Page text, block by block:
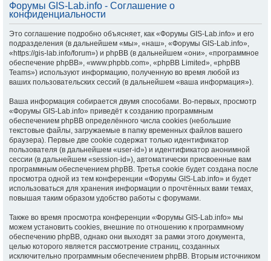
Форумы GIS-Lab.info - Соглашение о
конфиденциальности
Это соглашение подробно объясняет, как «Форумы GIS-Lab.info» и его
подразделения (в дальнейшем «мы», «наш», «Форумы GIS-Lab.info»,
«https://gis-lab.info/forum») и phpBB (в дальнейшем «они», «программное
обеспечение phpBB», «www.phpbb.com», «phpBB Limited», «phpBB
Teams») используют информацию, полученную во время любой из
ваших пользовательских сессий (в дальнейшем «ваша информация»).
Ваша информация собирается двумя способами. Во-первых, просмотр
«Форумы GIS-Lab.info» приведёт к созданию программным
обеспечением phpBB определённого числа cookies (небольшие
текстовые файлы, загружаемые в папку временных файлов вашего
браузера). Первые две cookie содержат только идентификатор
пользователя (в дальнейшем «user-id») и идентификатор анонимной
сессии (в дальнейшем «session-id»), автоматически присвоенные вам
программным обеспечением phpBB. Третья cookie будет создана после
просмотра одной из тем конференции «Форумы GIS-Lab.info» и будет
использоваться для хранения информации о прочтённых вами темах,
повышая таким образом удобство работы с форумами.
Также во время просмотра конференции «Форумы GIS-Lab.info» мы
можем установить cookies, внешние по отношению к программному
обеспечению phpBB, однако они выходят за рамки этого документа,
целью которого является рассмотрение страниц, созданных
исключительно программным обеспечением phpBB. Вторым источником